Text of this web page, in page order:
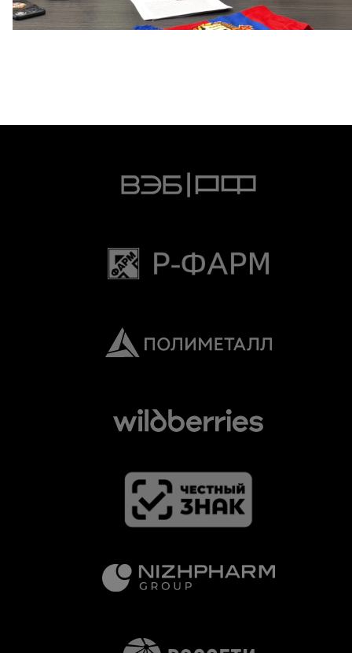
Капитан – с нами!
2 ИЮНЯ 2026 12:55